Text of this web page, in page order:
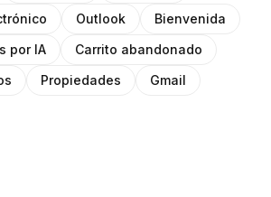
Outlook
Bienvenida
por IA
Carrito abandonado
Propiedades Gmail